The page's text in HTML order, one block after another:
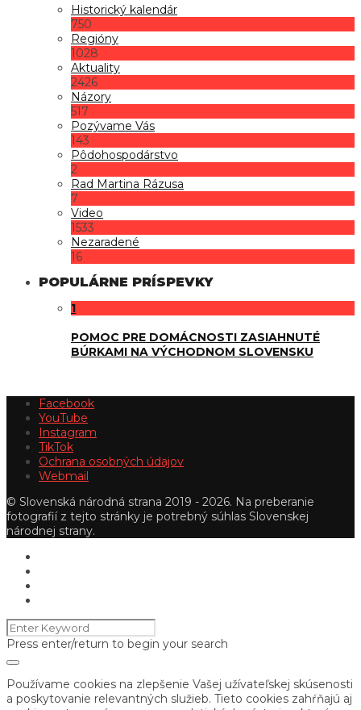
Historický kalendár
750
Regióny
1028
Aktuality
2426
Názory
517
Pozývame Vás
143
Pôdohospodárstvo
2
Rad Martina Rázusa
7
Video
1533
Nezaradené
16
POPULÁRNE PRÍSPEVKY
1
POMOC PRE DOMÁCNOSTI ZASIAHNUTÉ
BÚRKAMI NA VÝCHODNOM SLOVENSKU
Facebook
YouTube
Instagram
TikTok
Ochrana osobných údajov
Webmail
© Slovenská národná strana 2019 - 2026. Na preberanie
fotografií z tejto stránky je potrebný súhlas Slovenskej
národnej strany.
Press enter/return to begin your search
Používame cookies na zlepšenie Vašej užívateľskej skúsenosti
a poskytovanie relevantných služieb. Tieto cookies zahŕňajú aj